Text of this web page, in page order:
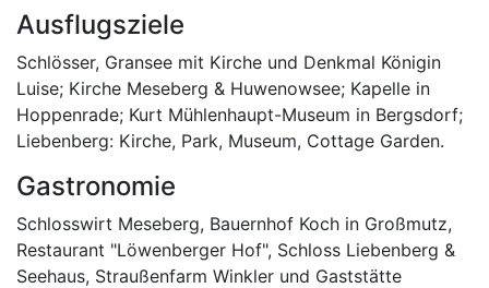
Ausflugsziele
Schlösser, Gransee mit Kirche und Denkmal Königin
Luise; Kirche Meseberg & Huwenowsee; Kapelle in
Hoppenrade; Kurt Mühlenhaupt-Museum in Bergsdorf;
Liebenberg: Kirche, Park, Museum, Cottage Garden.
Gastronomie
Schlosswirt Meseberg, Bauernhof Koch in Großmutz,
Restaurant "Löwenberger Hof", Schloss Liebenberg &
Seehaus, Straußenfarm Winkler und Gaststätte